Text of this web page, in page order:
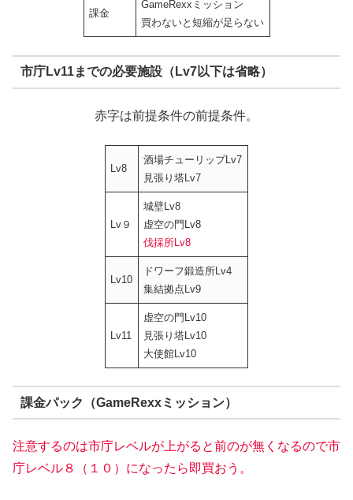
課金
GameRexxミッション
買わないと短縮が足らない
市庁Lv11までの必要施設（Lv7以下は省略）
赤字は前提条件の前提条件。
Lv8
酒場チューリップLv7
見張り塔Lv7
Lv９
城壁Lv8
虚空の門Lv8
伐採所Lv8
Lv10
ドワーフ鍛造所Lv4
集結拠点Lv9
Lv11
虚空の門Lv10
見張り塔Lv10
大使館Lv10
課金パック（GameRexxミッション）
注意するのは市庁レベルが上がると前のが無くなるので市
庁レベル８（１０）になったら即買おう。